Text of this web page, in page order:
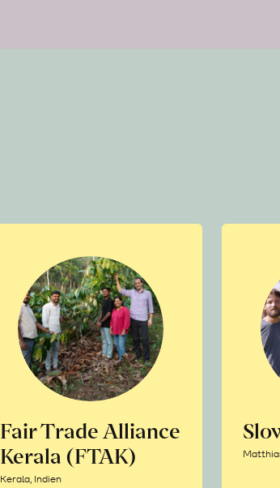
Fair Trade Alliance
Kerala (FTAK)
Kerala, Indien